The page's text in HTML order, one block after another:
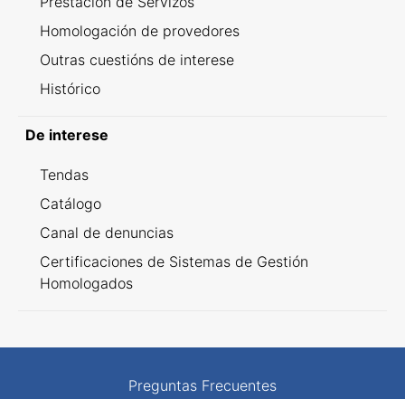
Homologación de provedores
Outras cuestións de interese
Histórico
De interese
Tendas
Catálogo
Canal de denuncias
Certificaciones de Sistemas de Gestión
Homologados
Preguntas Frecuentes